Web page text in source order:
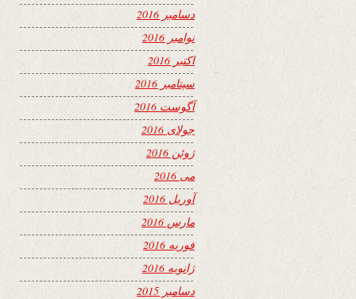
دسامبر 2016
نوامبر 2016
اکتبر 2016
سپتامبر 2016
آگوست 2016
جولای 2016
ژوئن 2016
می 2016
آوریل 2016
مارس 2016
فوریه 2016
ژانویه 2016
دسامبر 2015